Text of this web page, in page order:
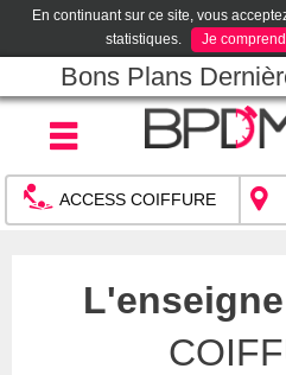
En continuant sur ce site, vous
statistiques.
Je
Bons Plans
L'enseigne